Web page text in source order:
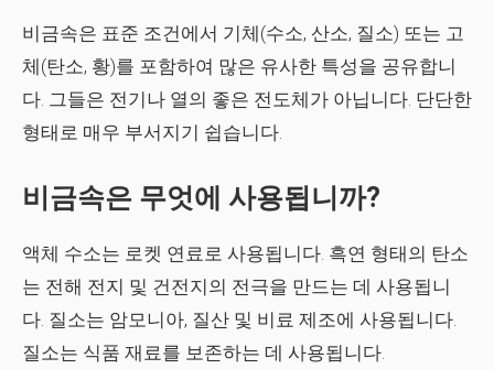
비금속은 표준 조건에서 기체(수소, 산소, 질소) 또는 고
체(탄소, 황)를 포함하여 많은 유사한 특성을 공유합니
다. 그들은 전기나 열의 좋은 전도체가 아닙니다. 단단한
형태로 매우 부서지기 쉽습니다.
비금속은 무엇에 사용됩니까?
액체 수소는 로켓 연료로 사용됩니다. 흑연 형태의 탄소
는 전해 전지 및 건전지의 전극을 만드는 데 사용됩니
다. 질소는 암모니아, 질산 및 비료 제조에 사용됩니다.
질소는 식품 재료를 보존하는 데 사용됩니다.